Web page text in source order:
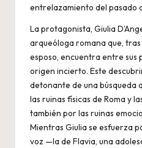
entrelazamiento del pasado
La protagonista, Giulia
arqueóloga romana que,
esposo, encuentra entre sus
origen incierto. Este
detonante de una búsqueda
las ruinas físicas de Roma y
también por las ruinas
Mientras Giulia se esfuerza
voz —la de Flavia, una